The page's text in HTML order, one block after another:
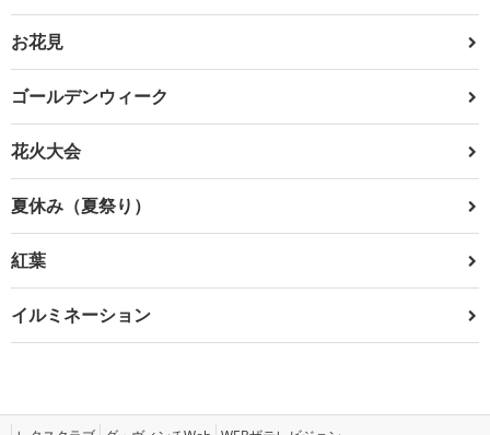
お花見
ゴールデンウィーク
花火大会
夏休み（夏祭り）
紅葉
イルミネーション